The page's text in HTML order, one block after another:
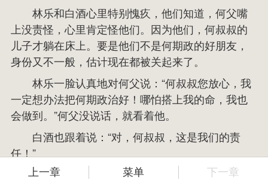
林乐和白酒心里特别愧疚，他们知道，何父嘴
上没责怪，心里肯定怪他们。因为他们，何叔叔的
儿子才躺在床上。要是他们不是何期政的好朋友，
身份又不一般，估计现在都被关起来了。
林乐一脸认真地对何父说：“何叔叔您放心，我
一定想办法把何期政治好！哪怕搭上我的命，我也
会做到。”何父没说话，就看着他。
白酒也跟着说：“对，何叔叔，这是我们的责
任！”
这时候爷爷走进来：“阿风，小何的事我很抱
上一章 菜单 下一章
书城 书架